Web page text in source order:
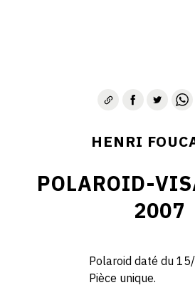
HENRI
POLAROID-
2007
Polaroid daté du
Pièce unique.